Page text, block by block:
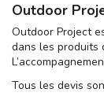
Outdoor
Outdoor Project
dans les produits
Tous les devis